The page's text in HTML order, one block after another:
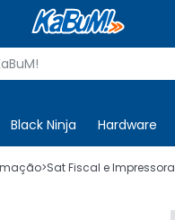
Black Ninja Hardware
sua conta
>Sat Fiscal e Impressora